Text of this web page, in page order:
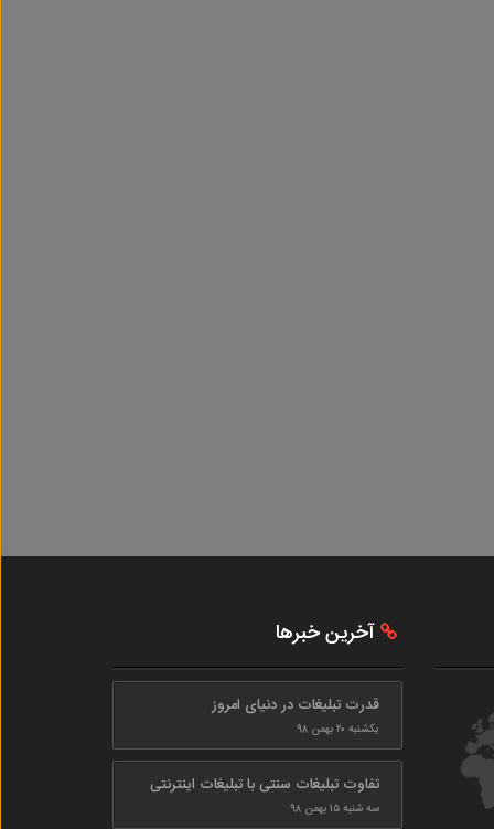
آخرین خبرها
قدرت تبلیغات در دنیای امروز
یکشنبه ۲۰ بهمن ۹۸
تفاوت تبلیغات سنتی با تبلیغات اینترنتی
سه شنبه ۱۵ بهمن ۹۸